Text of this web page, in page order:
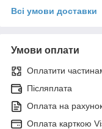
Всі умови доставки
Умови оплати
Оплатити
Післяплата
Оплата на
Оплата карткою